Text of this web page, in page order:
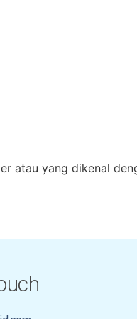
atau yang dikenal